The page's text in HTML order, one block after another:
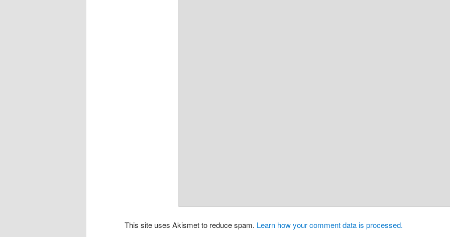
This site uses Akismet to reduce spam. Learn how your comment data is processed.